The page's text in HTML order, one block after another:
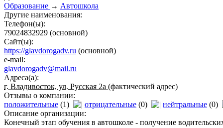
Образование → Автошкола
Другие наименования:
Телефон(ы):
79024832929 (основной)
Сайт(ы):
https://glavdorogadv.ru (основной)
e-mail:
glavdorogadv@mail.ru
Адреса(а):
г. Владивосток, ул. Русская 2а (фактический адрес)
Отзывы о компании:
положительные (1) отрицательные (0) нейтральные (0)
Описание организации:
Конечный этап обучения в автошколе - получение